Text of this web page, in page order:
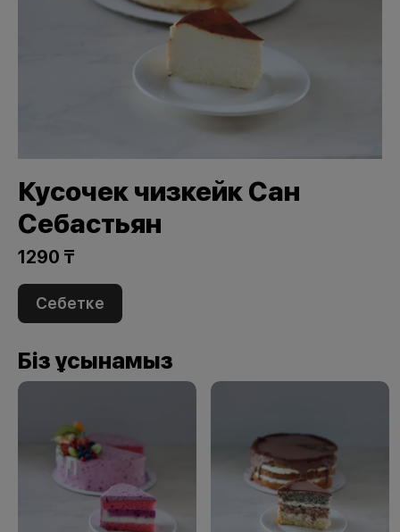
Кусочек чизкейк Сан
Себастьян
1290 ₸
Себетке
Біз ұсынамыз